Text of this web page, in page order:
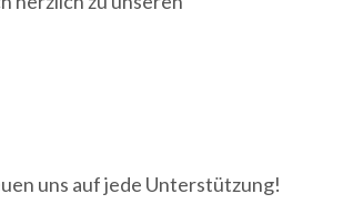
uns auf jede Unterstützung!